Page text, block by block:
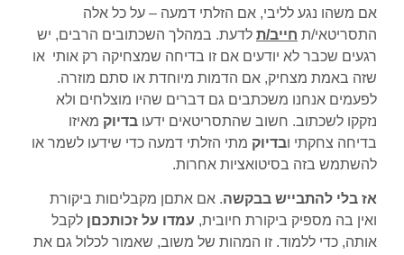
אם משהו נגע לליבי, אם הזלתי דמעה – על כל אלה
התסריטאי/ת חייב/ת לדעת. במהלך השכתובים הרבים, יש
רגעים שכבר לא יודעים אם זו בדיחה שמצחיקה רק אותי או
שזה באמת מצחיק, אם הדמות מיוחדת או סתם מוזרה.
לפעמים אנחנו משכתבים גם דברים שהיו מוצלחים ולא
נזקקו לשכתוב. חשוב שהתסריטאים ידעו בדיוק מאיזו
בדיחה צחקתי ובדיוק מתי הזלתי דמעה כדי שידעו לשמר או
להשתמש בזה בסיטואציות אחרות.
אז בלי להתבייש בבקשה. אם אתםן מקבליםות ביקורת
ואין בה מספיק ביקורת חיובית, עמדו על זכותכםן לקבל
אותה, כדי ללמוד. זו המהות של משוב, שאמור לכלול גם את